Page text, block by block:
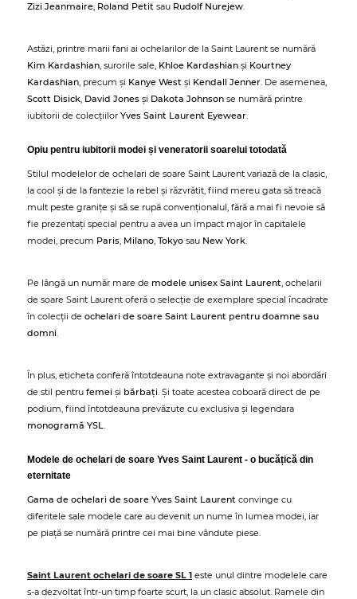
Zizi Jeanmaire, Roland Petit sau Rudolf Nurejew.
Astăzi, printre marii fani ai ochelarilor de la Saint Laurent se numără
Kim Kardashian, surorile sale, Khloe Kardashian și Kourtney
Kardashian, precum și Kanye West și Kendall Jenner. De asemenea,
Scott Disick, David Jones și Dakota Johnson se numără printre
iubitorii de colecțiilor Yves Saint Laurent Eyewear.
Opiu pentru iubitorii modei și veneratorii soarelui totodată
Stilul modelelor de ochelari de soare Saint Laurent variază de la clasic,
la cool și de la fantezie la rebel și răzvrătit, fiind mereu gata să treacă
mult peste granițe și să se rupă convenționalul, fără a mai fi nevoie să
fie prezentați special pentru a avea un impact major în capitalele
modei, precum Paris, Milano, Tokyo sau New York.
Pe lângă un număr mare de modele unisex Saint Laurent, ochelarii
de soare Saint Laurent oferă o selecție de exemplare special încadrate
în colecții de ochelari de soare Saint Laurent pentru doamne sau
domni.
În plus, eticheta conferă întotdeauna note extravagante și noi abordări
de stil pentru femei și bărbați. Și toate acestea coboară direct de pe
podium, fiind întotdeauna prevăzute cu exclusiva și legendara
monogramă YSL.
Modele de ochelari de soare Yves Saint Laurent - o bucățică din
eternitate
Gama de ochelari de soare Yves Saint Laurent convinge cu
diferitele sale modele care au devenit un nume în lumea modei, iar
pe piață se numără printre cei mai bine vândute piese.
Saint Laurent ochelari de soare SL 1 este unul dintre modelele care
s-a dezvoltat într-un timp foarte scurt, la un clasic absolut. Ramele din